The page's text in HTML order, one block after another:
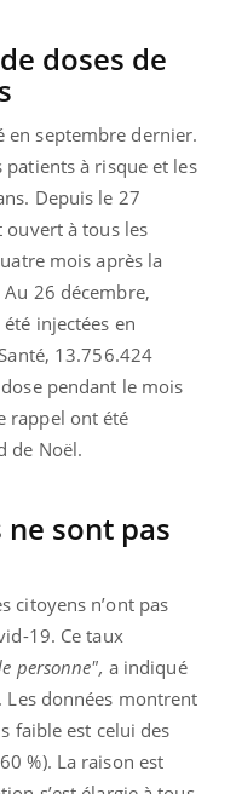
doses de
en septembre dernier.
à risque et les
Depuis le 27
ouvert à tous les
mois après la
26 décembre,
injectées en
13.756.424
pendant le mois
rappel ont été
de Noël.
ne sont pas
citoyens n’ont pas
19. Ce taux
personne", a indiqué
Les données montrent
faible est celui des
%). La raison est